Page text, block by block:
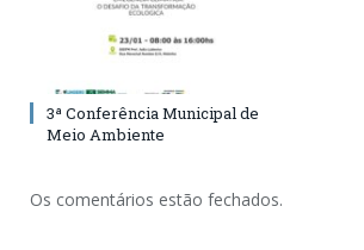
3ª Conferência Municipal de
Meio Ambiente
Os comentários estão fechados.